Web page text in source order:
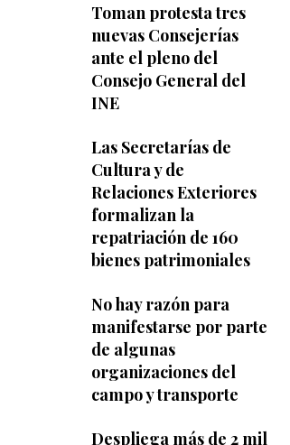
Toman protesta tres
nuevas Consejerías
ante el pleno del
Consejo General del
INE
Las Secretarías de
Cultura y de
Relaciones Exteriores
formalizan la
repatriación de 160
bienes patrimoniales
No hay razón para
manifestarse por parte
de algunas
organizaciones del
campo y transporte
Despliega más de 2 mil